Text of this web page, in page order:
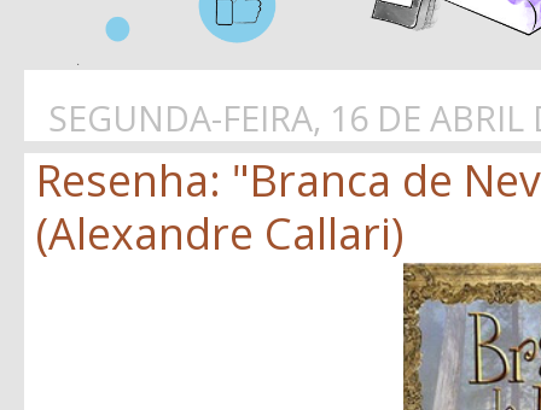
SEGUNDA-FEIRA, 16 DE ABRIL
Resenha: "Branca de
(Alexandre Callari)